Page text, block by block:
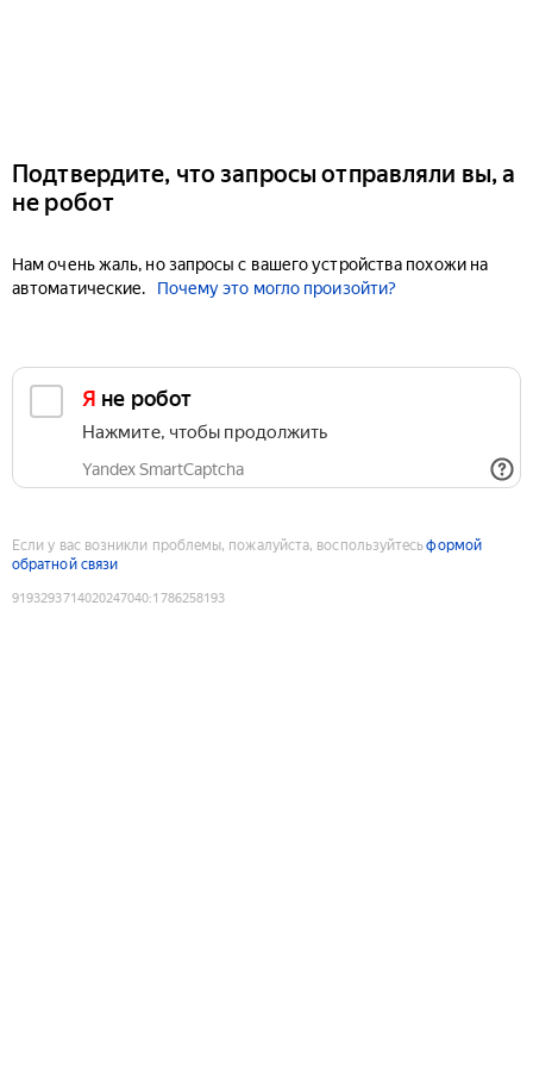
Подтвердите, что запросы отправляли вы, а
не робот
Нам очень жаль, но запросы с вашего устройства похожи на
автоматические.
Почему это могло произойти?
Я не робот
Нажмите, чтобы продолжить
Yandex SmartCaptcha
Если у вас возникли проблемы, пожалуйста, воспользуйтесьформой
обратной связи
9193293714020247040:1786258193